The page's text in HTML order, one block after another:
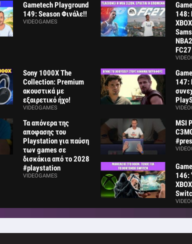
Gametech Playground
149: Season Φινάλε!!
VIDEOGAMES
148:
FC27
Sony 1000X The
Collection: Premium
ακουστικά με
εξαιρετικό ήχο!
VIDEOGAMES
147:
Τα απόνερα της
αποφασης του
Playstation για παύση
των games σε
δισκάκια από το 2028
#playstation
VIDEOGAMES
MSI
146:
Redmi Headphones
ΑΞΙΖΟΥΝ!